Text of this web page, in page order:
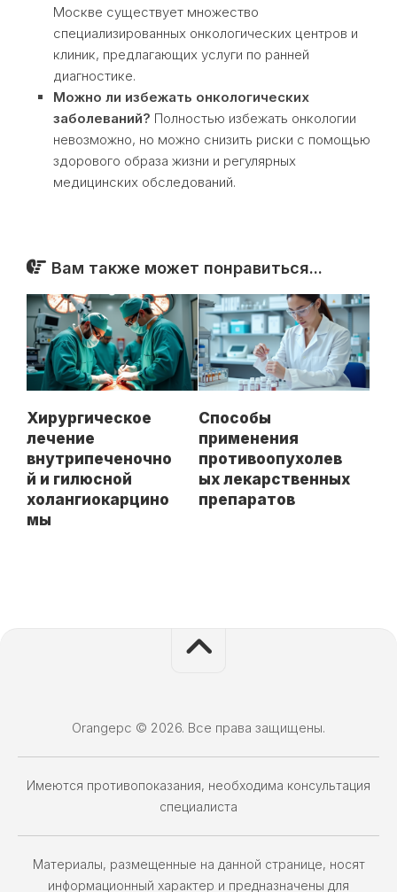
Москве существует множество
специализированных онкологических центров и
клиник, предлагающих услуги по ранней
диагностике.
Можно ли избежать онкологических
заболеваний? Полностью избежать онкологии
невозможно, но можно снизить риски с помощью
здорового образа жизни и регулярных
медицинских обследований.
Вам также может понравиться...
Хирургическое
лечение
внутрипеченочно
й и гилюсной
холангиокарцино
мы
Способы
применения
противоопухолев
ых лекарственных
препаратов
Orangepc © 2026. Все права защищены.
Имеются противопоказания, необходима консультация
специалиста
Материалы, размещенные на данной странице, носят
информационный характер и предназначены для